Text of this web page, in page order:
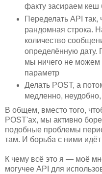
факту засираем кеш
Переделать API
рандомная строка.
количество
определённую дату.
мы ничего не можем
параметр
Делать POST, а
медленно,
В общем, вместо того,
POST'ах, мы активно
подобные проблемы
там. И борьба с ними
К чему всё это я — моё
могучее API для